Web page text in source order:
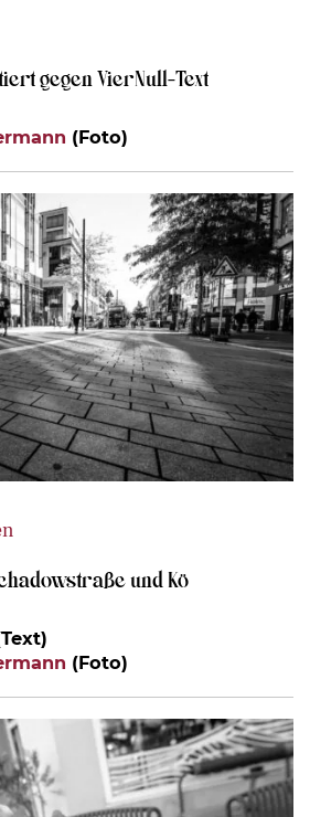
gegen VierNull-Text
(Foto)
und Kö
(Foto)